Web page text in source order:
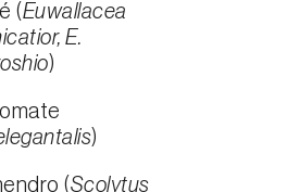
(Euwallacea
E.
)
)
(Scolytus